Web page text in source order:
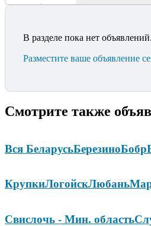
В разделе пока нет
Разместите ваше объявление
Смотрите также
Вся БеларусьБерезиноБобр
КрупкиЛогойскЛюбань
Свислочь - Мин. область